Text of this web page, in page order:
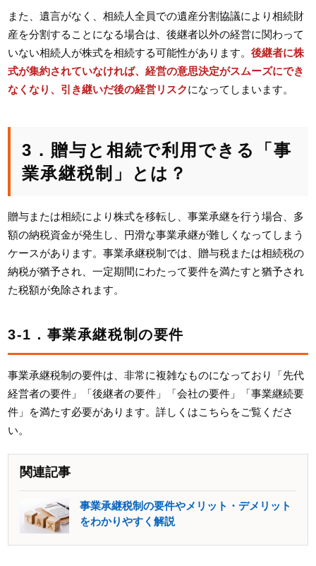
また、遺言がなく、相続人全員での遺産分割協議により相続財
産を分割することになる場合は、後継者以外の経営に関わって
いない相続人が株式を相続する可能性があります。後継者に株
式が集約されていなければ、経営の意思決定がスムーズにでき
なくなり、引き継いだ後の経営リスクになってしまいます。
3．贈与と相続で利用できる「事
業承継税制」とは？
贈与または相続により株式を移転し、事業承継を行う場合、多
額の納税資金が発生し、円滑な事業承継が難しくなってしまう
ケースがあります。事業承継税制では、贈与税または相続税の
納税が猶予され、一定期間にわたって要件を満たすと猶予され
た税額が免除されます。
3-1．事業承継税制の要件
事業承継税制の要件は、非常に複雑なものになっており「先代
経営者の要件」「後継者の要件」「会社の要件」「事業継続要
件」を満たす必要があります。詳しくはこちらをご覧くださ
い。
関連記事
事業承継税制の要件やメリット・デメリット
をわかりやすく解説